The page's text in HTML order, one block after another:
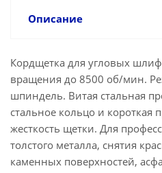
Описание
Кордщетка для угловых
вращения до 8500 об/мин.
шпиндель. Витая стальная
стальное кольцо и короткая
жесткость щетки. Для
толстого металла, снятия
каменных поверхностей,